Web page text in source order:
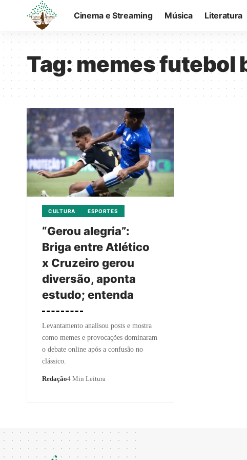
Cinema e Streaming Música Literatura
Tag:memes futebol
CULTURA ESPORTES
“Gerou alegria”:
Briga entre Atlético
x Cruzeiro gerou
diversão, aponta
estudo; entenda
Levantamento analisou posts e mostra
como memes e provocações dominaram
o debate online após a confusão no
clássico.
Redação4 Min Leitura